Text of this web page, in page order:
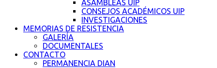
ASAMBLEAS UIP
CONSEJOS ACADÉMICOS UIP
INVESTIGACIONES
MEMORIAS DE RESISTENCIA
GALERÍA
DOCUMENTALES
CONTACTO
PERMANENCIA DIAN